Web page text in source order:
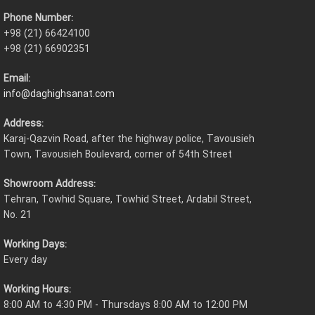
Phone Number:
+98 (21) 66424100
+98 (21) 66902351
Email:
info@daghighsanat.com
Address:
Karaj-Qazvin Road, after the highway police, Tavousieh
Town, Tavousieh Boulevard, corner of 54th Street
Showroom Address:
Tehran, Towhid Square, Towhid Street, Ardabil Street,
No. 21
Working Days:
Every day
Working Hours:
8:00 AM to 4:30 PM - Thursdays 8:00 AM to 12:00 PM